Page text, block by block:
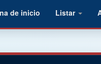
de inicio Listar